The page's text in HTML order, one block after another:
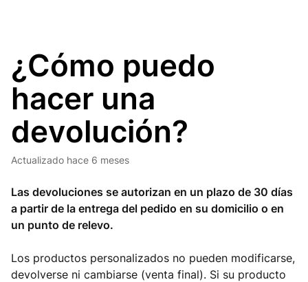
¿Cómo puedo
hacer una
devolución?
Actualizado hace 6 meses
Las devoluciones se autorizan en un plazo de 30 días
a partir de la entrega del pedido en su domicilio o en
un punto de relevo.
Los productos personalizados no pueden modificarse,
devolverse ni cambiarse (venta final). Si su producto